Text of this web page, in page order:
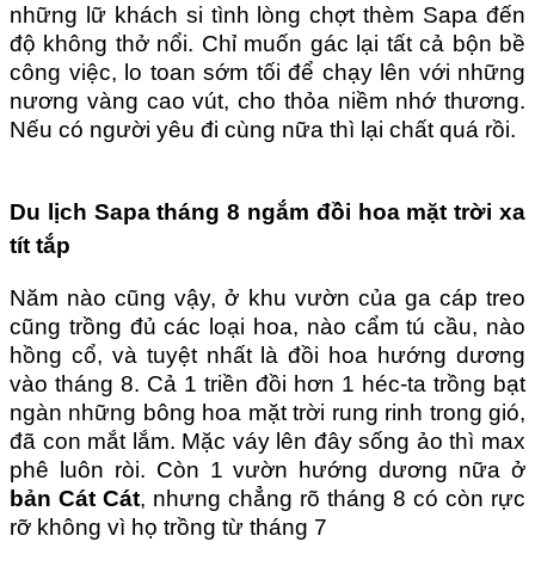
những lữ khách si tình lòng chợt thèm Sapa đến
độ không thở nổi. Chỉ muốn gác lại tất cả bộn bề
công việc, lo toan sớm tối để chạy lên với những
nương vàng cao vút, cho thỏa niềm nhớ thương.
Nếu có người yêu đi cùng nữa thì lại chất quá rồi.
Du lịch Sapa tháng 8 ngắm đồi hoa mặt trời xa
tít tắp
Năm nào cũng vậy, ở khu vườn của ga cáp treo
cũng trồng đủ các loại hoa, nào cẩm tú cầu, nào
hồng cổ, và tuyệt nhất làđồi hoa hướng dương
vào tháng 8. Cả 1 triền đồi hơn 1 héc-ta trồng bạt
ngàn những bông hoa mặt trời rung rinh trong gió,
đã con mắt lắm. Mặc váy lên đây sống ảo thì max
phê luôn ròi. Còn 1 vườn hướng dương nữa ở
bản Cát Cát, nhưng chẳng rõ tháng 8 có còn rực
rỡ không vì họ trồng từ tháng 7